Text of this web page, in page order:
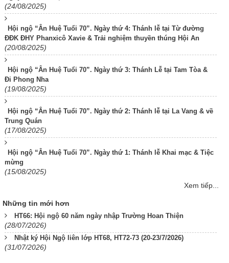
(24/08/2025)
Hội ngộ “Ân Huệ Tuổi 70”. Ngày thứ 4: Thánh lễ tại Từ đường
ĐĐK ĐHY Phanxicô Xavie & Trải nghiệm thuyền thúng Hội An
(20/08/2025)
Hội ngộ “Ân Huệ Tuổi 70”. Ngày thứ 3: Thánh Lễ tại Tam Tòa &
Đi Phong Nha
(19/08/2025)
Hội ngộ “Ân Huệ Tuổi 70”. Ngày thứ 2: Thánh lễ tại La Vang & về
Trung Quán
(17/08/2025)
Hội ngộ “Ân Huệ Tuổi 70”. Ngày thứ 1: Thánh lễ Khai mạc & Tiệc
mừng
(15/08/2025)
Xem tiếp...
Những tin mới hơn
HT66: Hội ngộ 60 năm ngày nhập Trường Hoan Thiện
(28/07/2026)
Nhật ký Hội Ngộ liên lớp HT68, HT72-73 (20-23/7/2026)
(31/07/2026)